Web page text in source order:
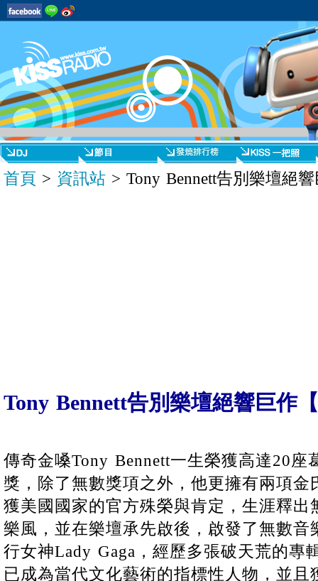
首頁 > 資訊站 > Tony Bennett告別樂壇絕
Tony Bennett告別樂壇絕響巨作
傳奇金嗓Tony Bennett一生榮獲高達20座
獎，除了無數獎項之外，他更擁有兩項
獲美國國家的官方殊榮與肯定，生涯釋出
樂風，並在樂壇承先啟後，啟發了無數音
行女神Lady Gaga，經歷多張破天荒的專
已成為當代文化藝術的指標性人物，並